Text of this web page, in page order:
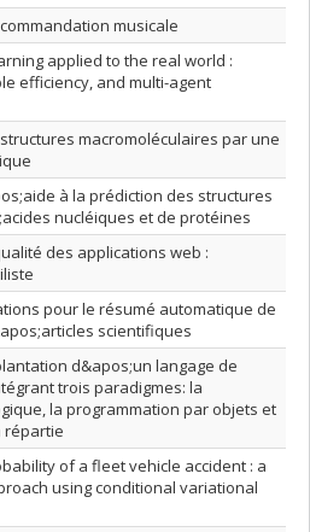
musicale
applied to the real world :
efficiency, and multi-agent
macromoléculaires par une
à la prédiction des structures
nucléiques et de protéines
des applications web :
pour le résumé automatique de
scientifiques
d&apos;un langage de
trois paradigmes: la
la programmation par objets et
répartie
of a fleet vehicle accident : a
using conditional variational